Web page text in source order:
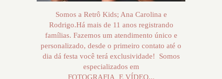
Somos a Retrô Kids; Ana Carolina e
Rodrigo.Há mais de 11 anos registrando
famílias. Fazemos um atendimento único e
personalizado, desde o primeiro contato até o
dia dá festa você terá exclusividade! Somos
especializados em
FOTOGRAFIA E VÍDEO...